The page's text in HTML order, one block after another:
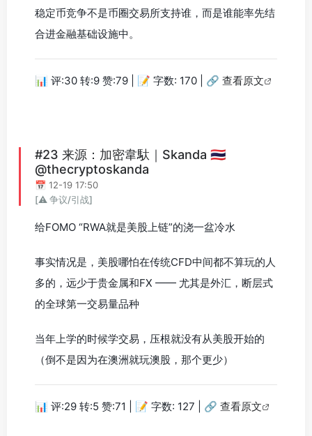
稳定币竞争不是币圈交易所支持谁，而是谁能率先结
合进金融基础设施中。
📊 评:30 转:9 赞:79 | 📝 字数: 170 | 🔗 查看原文
#23 来源：加密韋馱｜Skanda 🇹🇭
@thecryptoskanda
📅 12-19 17:50
[⚠️ 争议/引战]
给FOMO “RWA就是美股上链”的浇一盆冷水
事实情况是，美股哪怕在传统CFD中间都不算玩的人
多的，远少于贵金属和FX —— 尤其是外汇，断层式
的全球第一交易量品种
当年上学的时候学交易，压根就没有从美股开始的
（倒不是因为在澳洲就玩澳股，那个更少）
📊 评:29 转:5 赞:71 | 📝 字数: 127 | 🔗 查看原文